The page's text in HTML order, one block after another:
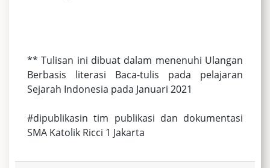
** Tulisan ini dibuat dalam menenuhi Ulangan
Berbasis literasi Baca-tulis pada pelajaran
Sejarah Indonesia pada Januari 2021
#dipublikasin tim publikasi dan dokumentasi
SMA Katolik Ricci 1 Jakarta